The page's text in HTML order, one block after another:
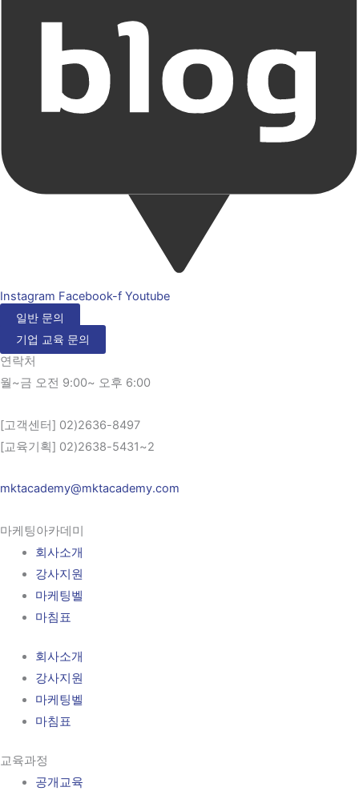
Instagram Facebook-f Youtube
일반 문의
기업 교육 문의
연락처
월~금 오전 9:00~ 오후 6:00
[고객센터] 02)2636-8497
[교육기획] 02)2638-5431~2
mktacademy@mktacademy.com
마케팅아카데미
회사소개
강사지원
마케팅벨
마침표
회사소개
강사지원
마케팅벨
마침표
교육과정
공개교육